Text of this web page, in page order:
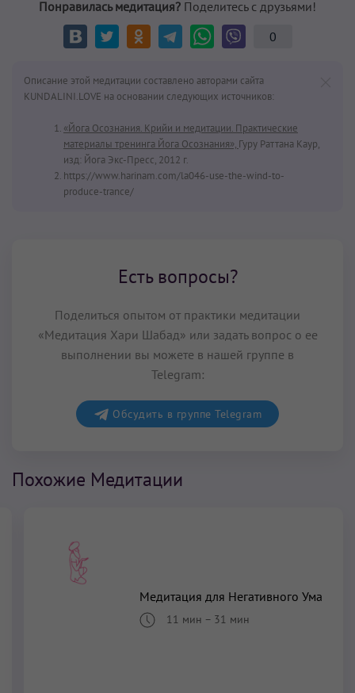
Понравилась медитация? Поделитесь с друзьями!
0
Описание этой медитации составлено авторами сайта
KUNDALINI.LOVE на основании следующих источников:
«Йога Осознания. Крийи и медитации. Практические
материалы тренинга Йога Осознания», Гуру Раттана Каур,
изд: Йога Экс-Пресс, 2012 г.
https://www.harinam.com/la046-use-the-wind-to-
produce-trance/
Есть вопросы?
Поделиться опытом от практики медитации
«Медитация Хари Шабад» или задать вопрос о ее
выполнении вы можете в нашей группе в
Telegram:
Обсудить в группе Telegram
Похожие Медитации
Медитация для Негативного Ума
11 мин – 31 мин